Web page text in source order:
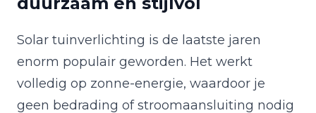
Solar tuinverlichting is de laatste jaren
enorm populair geworden. Het werkt
volledig op zonne-energie, waardoor je
geen bedrading of stroomaansluiting nodig